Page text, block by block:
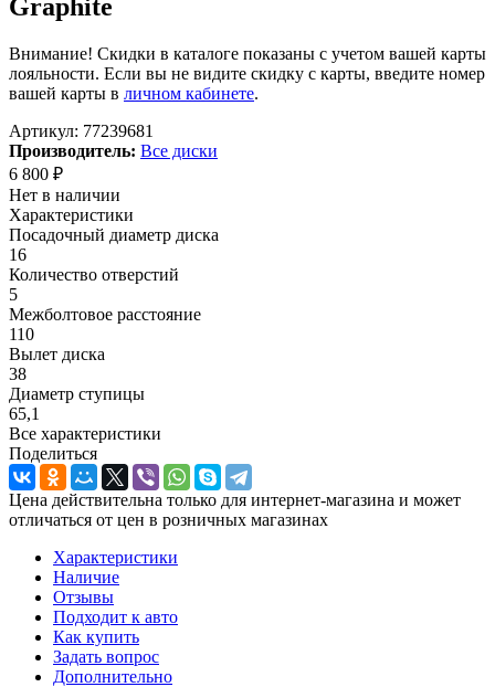
Graphite
Внимание! Скидки в каталоге показаны с учетом вашей карты
лояльности. Если вы не видите скидку с карты, введите номер
вашей карты в личном кабинете.
Артикул: 77239681
Производитель: Все диски
6 800 ₽
Нет в наличии
Характеристики
Посадочный диаметр диска
16
Количество отверстий
5
Межболтовое расстояние
110
Вылет диска
38
Диаметр ступицы
65,1
Все характеристики
Поделиться
Цена действительна только для интернет-магазина и может
отличаться от цен в розничных магазинах
Характеристики
Наличие
Отзывы
Подходит к авто
Как купить
Задать вопрос
Дополнительно